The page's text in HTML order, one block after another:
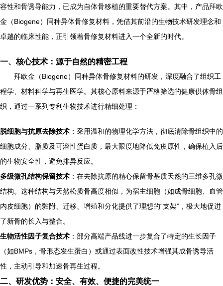
容性和骨诱导能力，已成为自体骨移植的重要替代方案。其中，产品拜欧
金（Biogene）同种异体骨修复材料，凭借其前沿的生物技术研发理念和
卓越的临床性能，正引领着骨修复材料进入一个全新的时代。
一、核心技术：源于自然的精密工程
拜欧金（Biogene）同种异体骨修复材料的研发，深度融合了组织工
程学、材料科学与再生医学。其核心原料来源于严格筛选的健康供体骨组
织，通过一系列专利生物技术进行精细处理：
脱细胞与抗原去除技术 ：采用温和的物理化学方法，彻底清除骨组织中的
细胞成分、脂质及可溶性蛋白质，最大限度地降低免疫原性，确保植入后
的生物安全性，避免排异反应。
多级微孔结构保留技术 ：在去除抗原的精心保留骨基质天然的三维多孔微
结构。这种结构与天然松质骨高度相似，为宿主细胞（如成骨细胞、血管
内皮细胞）的黏附、迁移、增殖和分化提供了理想的“支架”，极大地促进
了新骨的长入与整合。
生物活性因子复合技术 ：部分高端产品线进一步复合了特定的生长因子
（如BMPs，骨形态发生蛋白）或通过表面改性技术增强其成骨诱导活
性，主动引导和加速骨再生过程。
二、研发优势：安全、有效、便捷的完美统一